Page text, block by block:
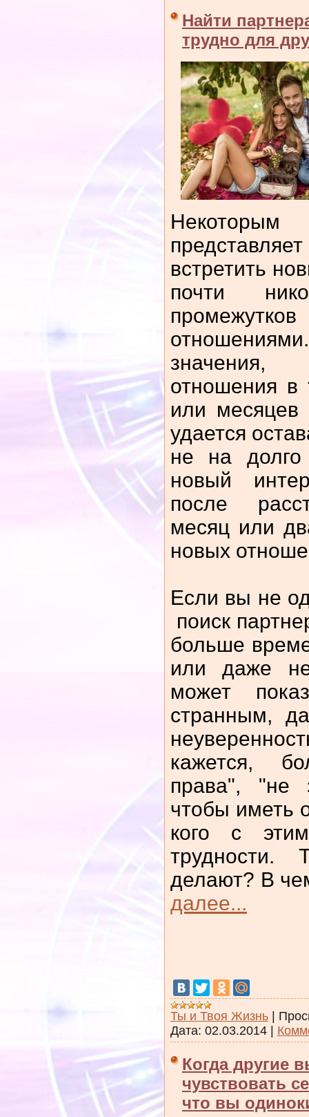
Найти
трудно для
встретить
почти
отношения в
или
удается
не на долго
новый
после
месяц или
новых
Если вы не
поиск
больше
или даже
может
странным,
кажется,
права", "не
чтобы иметь
кого с
делают? В
далее...
Ты и Твоя Жизнь
Дата: 02.03.2014
Когда другие
чувствовать
что вы